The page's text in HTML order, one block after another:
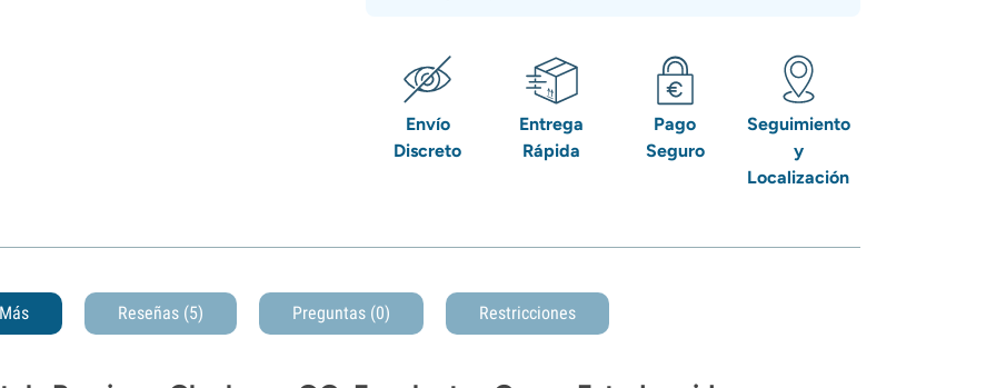
Envío
Discreto
Entrega
Rápida
Pago
Seguro
Seguimiento
y
Localización
Más Reseñas (5) Preguntas (0) Restricciones